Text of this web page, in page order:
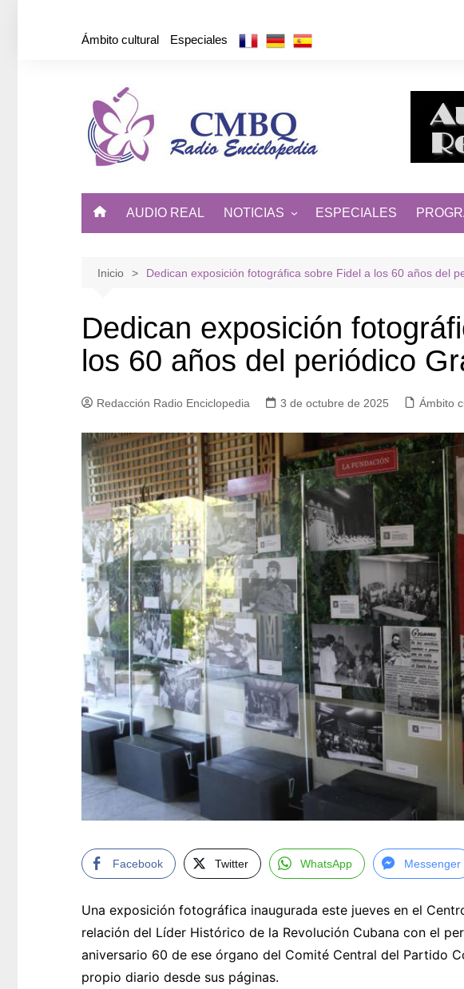
Ámbito cultural Especiales
AUDIO REAL NOTICIAS
DE CUBA Y EL MUNDO
ESPECIALES
Inicio Dedican exposición fotográfica sobre Fidel a los 60 años del
Dedican exposición
los 60 años del periódico
Redacción Radio Enciclopedia 3 de octubre de 2025 Ámbito
Facebook Twitter WhatsApp Messenger
Una exposición fotográfica inaugurada este jueves en el
relación del Líder Histórico de la Revolución Cubana con el
aniversario 60 de ese órgano del Comité Central del Partido
propio diario desde sus páginas.